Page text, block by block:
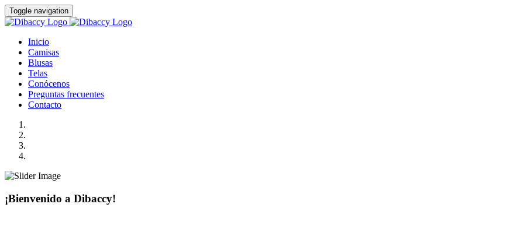
Toggle navigation
Inicio
Camisas
Blusas
Telas
Conócenos
Preguntas frecuentes
Contacto
¡Bienvenido a Dibaccy!